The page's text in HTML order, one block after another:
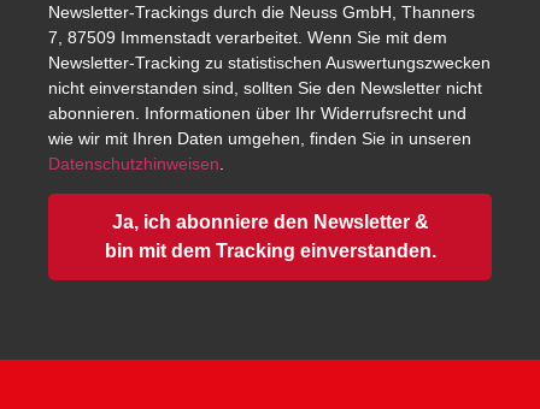
Newsletter-Trackings durch die Neuss GmbH, Thanners
7, 87509 Immenstadt verarbeitet. Wenn Sie mit dem
Newsletter-Tracking zu statistischen Auswertungszwecken
nicht einverstanden sind, sollten Sie den Newsletter nicht
abonnieren. Informationen über Ihr Widerrufsrecht und
wie wir mit Ihren Daten umgehen, finden Sie in unseren
Datenschutzhinweisen
Ja, ich abonniere den Newsletter &
bin mit dem Tracking einverstanden.